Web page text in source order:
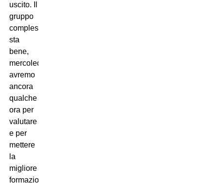
uscito. Il
gruppo
complessivamente
sta
bene,
mercoledì
avremo
ancora
qualche
ora per
valutare
e per
mettere
la
migliore
formazione